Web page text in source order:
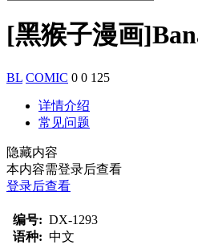
[黑猴子漫画
BL COMIC 0 0 125
详情介绍
常见问题
隐藏内容
本内容需登录后查看
登录后查看
编号: DX-1293
语种: 中文